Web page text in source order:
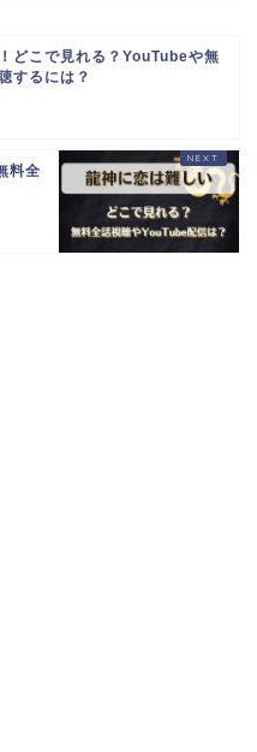
どこで見れる？YouTubeや無
するには？
料全